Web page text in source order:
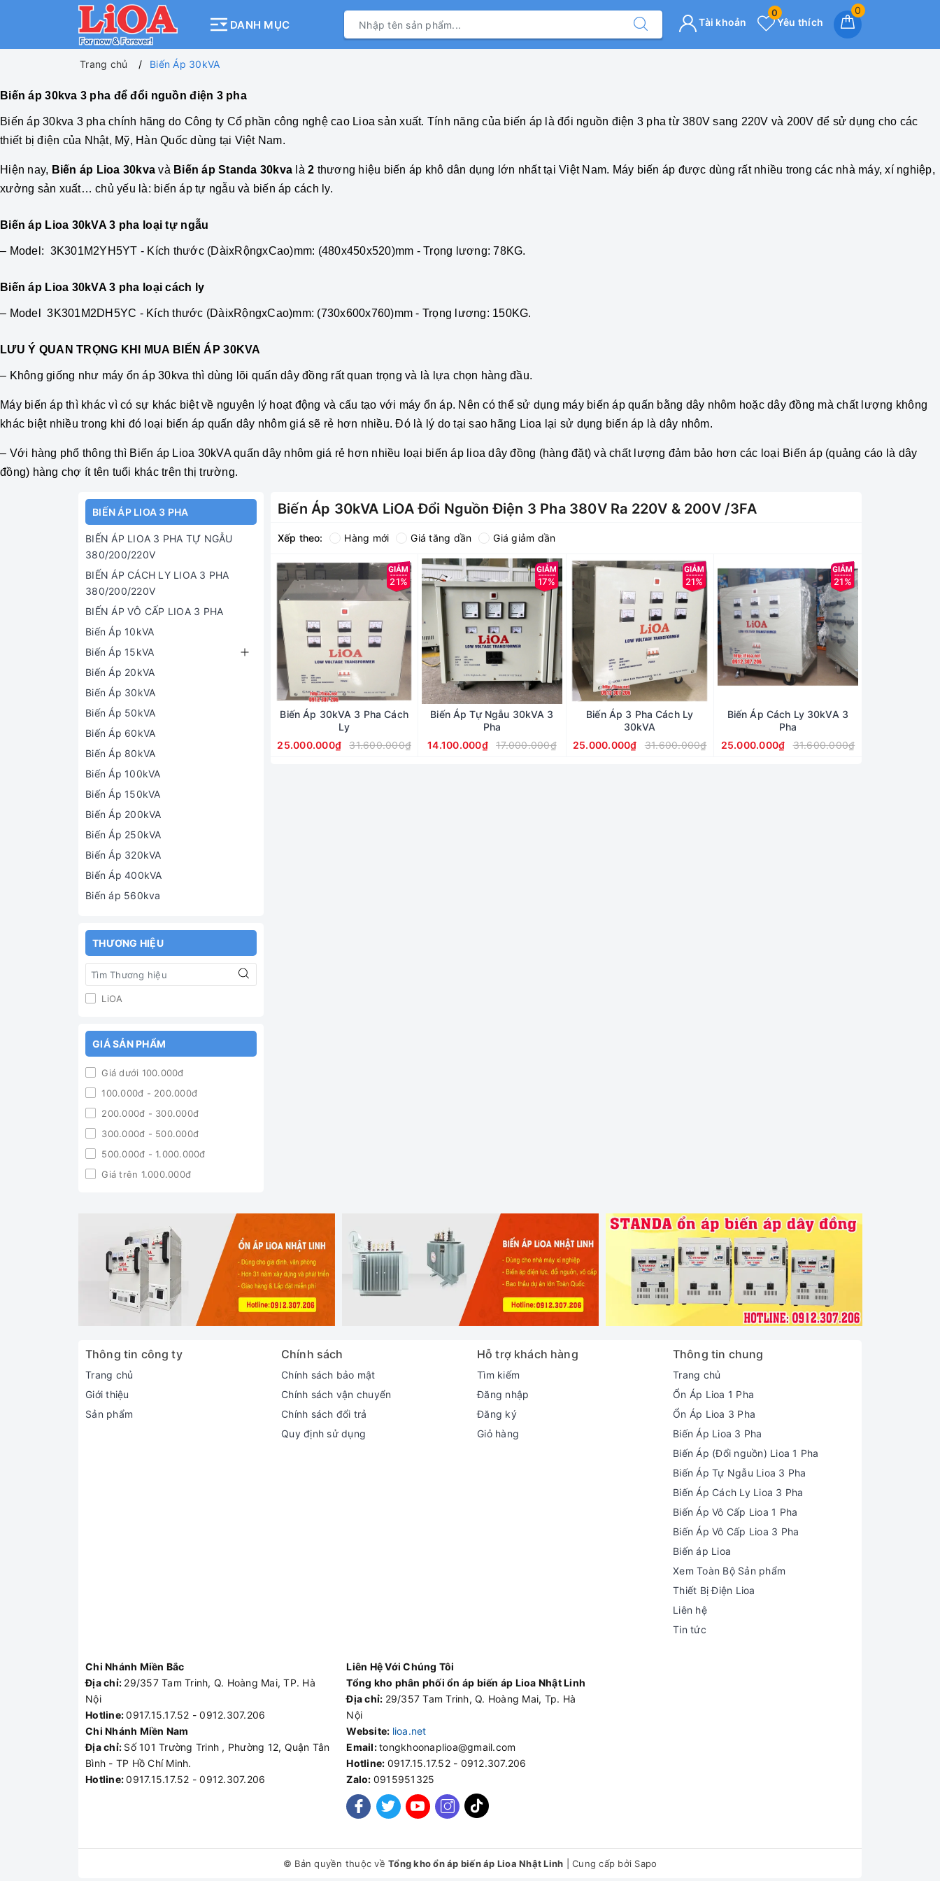
DANH MỤC
0
Yêu thích
0
Tài khoản
Trang chủ Biến Áp 30kVA
Biến áp 30kva 3 pha để đổi nguồn điện 3 pha
Biến áp 30kva 3 pha chính hãng do Công ty Cổ phần công nghệ cao Lioa sản xuất. Tính năng của biến áp là đổi nguồn điện 3 pha từ 380V sang 220V và 200V để sử dụng cho các
thiết bị điện của Nhật, Mỹ, Hàn Quốc dùng tại Việt Nam.
Hiện nay, Biến áp Lioa 30kva và Biến áp Standa 30kva là 2 thương hiệu biến áp khô dân dụng lớn nhất tại Việt Nam. Máy biến áp được dùng rất nhiều trong các nhà máy, xí nghiệp,
xưởng sản xuất… chủ yếu là: biến áp tự ngẫu và biến áp cách ly.
Biến áp Lioa 30kVA 3 pha loại tự ngẫu
– Model: 3K301M2YH5YT - Kích thước (DàixRộngxCao)mm: (480x450x520)mm - Trọng lương: 78KG.
Biến áp Lioa 30kVA 3 pha loại cách ly
– Model 3K301M2DH5YC - Kích thước (DàixRộngxCao)mm: (730x600x760)mm - Trọng lương: 150KG.
LƯU Ý QUAN TRỌNG KHI MUA BIẾN ÁP 30KVA
– Không giống như máy ổn áp 30kva thì dùng lõi quấn dây đồng rất quan trọng và là lựa chọn hàng đầu.
Máy biến áp thì khác vì có sự khác biệt về nguyên lý hoạt động và cấu tạo với máy ổn áp. Nên có thể sử dụng máy biến áp quấn bằng dây nhôm hoặc dây đồng mà chất lượng không
khác biệt nhiều trong khi đó loại biến áp quấn dây nhôm giá sẽ rẻ hơn nhiều. Đó là lý do tại sao hãng Lioa lại sử dụng biến áp là dây nhôm.
– Với hàng phổ thông thì Biến áp Lioa 30kVAquấn dây nhôm giá rẻ hơn nhiều loại biến áp lioa dây đồng (hàng đặt) và chất lượng đảm bảo hơn các loại Biến áp (quảng cáo là dây
đồng) hàng chợ ít tên tuổi khác trên thị trường.
BIẾN ÁP LIOA 3 PHA
BIẾN ÁP LIOA 3 PHA TỰ NGẪU
380/200/220V
BIẾN ÁP CÁCH LY LIOA 3 PHA
380/200/220V
BIẾN ÁP VÔ CẤP LIOA 3 PHA
Biến Áp 10kVA
Biến Áp 15kVA
Biến Áp 20kVA
Biến Áp 30kVA
Biến Áp 50kVA
Biến Áp 60kVA
Biến Áp 80kVA
Biến Áp 100kVA
Biến Áp 150kVA
Biến Áp 200kVA
Biến Áp 250kVA
Biến Áp 320kVA
Biến Áp 400kVA
Biến áp 560kva
THƯƠNG HIỆU
LiOA
GIÁ SẢN PHẨM
Giá dưới 100.000đ
100.000đ - 200.000đ
200.000đ - 300.000đ
300.000đ - 500.000đ
500.000đ - 1.000.000đ
Giá trên 1.000.000đ
Biến Áp 30kVA LiOA Đổi Nguồn Điện 3 Pha 380V Ra 220V & 200V /3FA
Xếp theo: Hàng mới Giá tăng dần Giá giảm dần
21%
Biến Áp 30kVA 3 Pha Cách
Ly
25.000.000₫
31.600.000₫
17%
Biến Áp Tự Ngẫu 30kVA 3
Pha
14.100.000₫
17.000.000₫
21%
Biến Áp 3 Pha Cách Ly
30kVA
25.000.000₫
31.600.000₫
21%
Biến Áp Cách Ly 30kVA 3
Pha
25.000.000₫
31.600.000₫
Thông tin công ty
Trang chủ
Giới thiệu
Sản phẩm
Chính sách
Chính sách bảo mật
Chính sách vận chuyển
Chính sách đổi trả
Quy định sử dụng
Hỗ trợ khách hàng
Tìm kiếm
Đăng nhập
Đăng ký
Giỏ hàng
Thông tin chung
Trang chủ
Ổn Áp Lioa 1 Pha
Ổn Áp Lioa 3 Pha
Biến Áp Lioa 3 Pha
Biến Áp (Đổi nguồn) Lioa 1 Pha
Biến Áp Tự Ngẫu Lioa 3 Pha
Biến Áp Cách Ly Lioa 3 Pha
Biến Áp Vô Cấp Lioa 1 Pha
Biến Áp Vô Cấp Lioa 3 Pha
Biến áp Lioa
Xem Toàn Bộ Sản phẩm
Thiết Bị Điện Lioa
Liên hệ
Tin tức
Chi Nhánh Miền Bắc
Địa chỉ: 29/357 Tam Trinh, Q. Hoàng Mai, TP. Hà
Nội
Hotline:0917.15.17.52 - 0912.307.206
Chi Nhánh Miền Nam
Địa chỉ: Số 101 Trường Trinh , Phường 12, Quận Tân
Bình - TP Hồ Chí Minh.
Hotline:0917.15.17.52 - 0912.307.206
Liên Hệ Với Chúng Tôi
Tổng kho phân phối ổn áp biến áp Lioa Nhật Linh
Địa chỉ: 29/357 Tam Trinh, Q. Hoàng Mai, Tp. Hà
Nội
Website: lioa.net
Email:tongkhoonaplioa@gmail.com
Hotline: 0917.15.17.52 - 0912.307.206
Zalo: 0915951325
© Bản quyền thuộc về Tổng kho ổn áp biến áp Lioa Nhật Linh Cung cấp bởi Sapo